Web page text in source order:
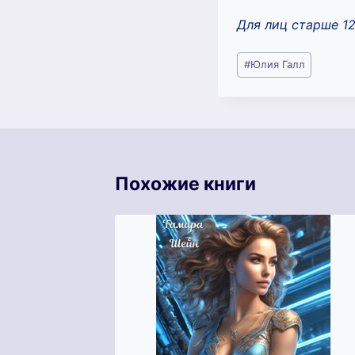
Для лиц старше
Метки
записи:
#Юлия Галл
Похожие книги